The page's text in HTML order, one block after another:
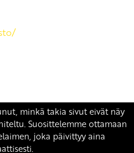
| Tietosuojaseloste